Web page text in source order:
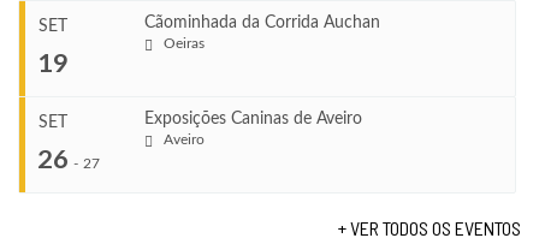
Ago 23, 2026
VENUE
Set 11, 2026
Set 12, 2026
VENUE
Set 19, 2026
SET
19
Cãominhada da Corrida Auchan
Oeiras
SET
26 - 27
Exposições Caninas de Aveiro
Aveiro
+ VER TODOS OS EVENTOS